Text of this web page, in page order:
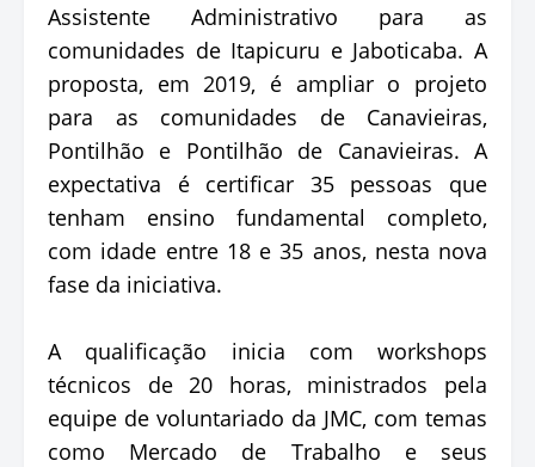
Assistente Administrativo para as
comunidades de Itapicuru e Jaboticaba. A
proposta, em 2019, é ampliar o projeto
para as comunidades de Canavieiras,
Pontilhão e Pontilhão de Canavieiras. A
expectativa é certificar 35 pessoas que
tenham ensino fundamental completo,
com idade entre 18 e 35 anos, nesta nova
fase da iniciativa.
A qualificação inicia com workshops
técnicos de 20 horas, ministrados pela
equipe de voluntariado da JMC, com temas
como Mercado de Trabalho e seus